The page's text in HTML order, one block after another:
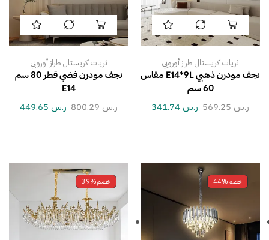
ثريات كريستال طراز أوروبي
نجف مودرن ذهبي E14*9L مقاس
60 سم
ر.س569.25 ر.س
ثريات كريستال طراز أوروبي
نجف مودرن فضي قطر 80 سم
E14
ر.س800.29 ر.س
خصم44% خصم39%